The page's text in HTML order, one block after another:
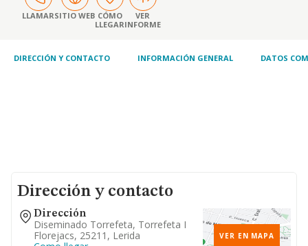
LLAMARSITIO WEB CÓMO
LLEGAR
VER
INFORME
DIRECCIÓN Y CONTACTO INFORMACIÓN GENERAL DATOS
Dirección y contacto
Dirección
Diseminado Torrefeta, Torrefeta I
Florejacs, 25211, Lerida
VER EN MAPA